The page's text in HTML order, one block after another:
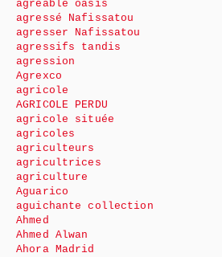
agréable oasis
agressé Nafissatou
agresser Nafissatou
agressifs tandis
agression
Agrexco
agricole
AGRICOLE PERDU
agricole située
agricoles
agriculteurs
agricultrices
agriculture
Aguarico
aguichante collection
Ahmed
Ahmed Alwan
Ahora Madrid